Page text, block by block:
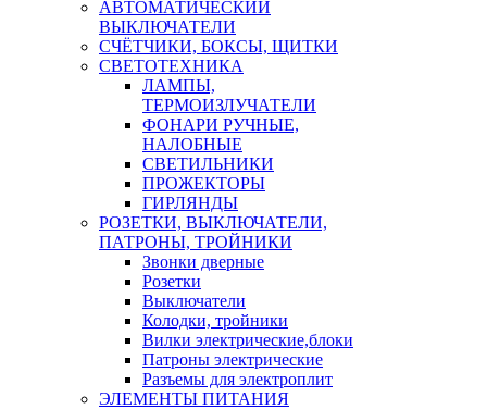
АВТОМАТИЧЕСКИЙ
ВЫКЛЮЧАТЕЛИ
СЧЁТЧИКИ, БОКСЫ, ЩИТКИ
СВЕТОТЕХНИКА
ЛАМПЫ,
ТЕРМОИЗЛУЧАТЕЛИ
ФОНАРИ РУЧНЫЕ,
НАЛОБНЫЕ
СВЕТИЛЬНИКИ
ПРОЖЕКТОРЫ
ГИРЛЯНДЫ
РОЗЕТКИ, ВЫКЛЮЧАТЕЛИ,
ПАТРОНЫ, ТРОЙНИКИ
Звонки дверные
Розетки
Выключатели
Колодки, тройники
Вилки электрические,блоки
Патроны электрические
Разъемы для электроплит
ЭЛЕМЕНТЫ ПИТАНИЯ